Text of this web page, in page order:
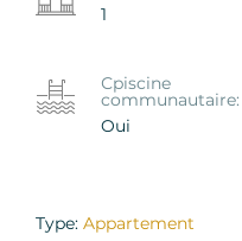
1
Сpiscine
communautaire:
Oui
Type: Appartement